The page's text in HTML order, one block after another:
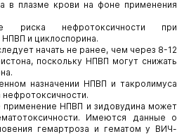
в плазме крови на фоне применения
риска нефротоксичности при
и циклоспорина.
начать не ранее, чем через 8-12
поскольку НПВП могут снижать
назначении НПВП и такролимуса
НПВП и зидовудина может
Имеются данные о
гемартроза и гематом у ВИЧ-